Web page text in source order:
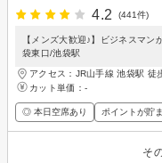
4.2
(441件)
【メンズ大歓迎♪】ビジネスマ
袋東口/池袋駅
アクセス：JR山手線 池袋駅 徒
カット単価： -
◎ 本日空席あり ポイントが貯
そ